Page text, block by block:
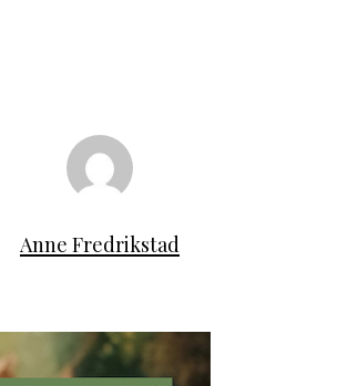
Anne Fredrikstad